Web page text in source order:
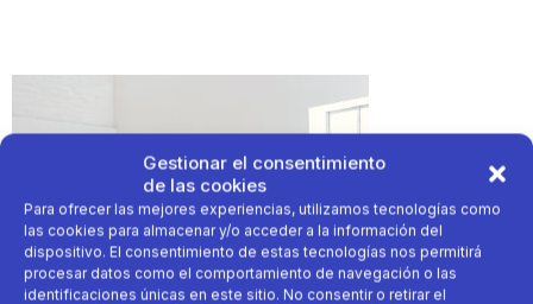
Gestionar el consentimiento
de las cookies
Para ofrecer las mejores experiencias, utilizamos tecnologías como
las cookies para almacenar y/o acceder a la información del
dispositivo. El consentimiento de estas tecnologías nos permitirá
procesar datos como el comportamiento de navegación o las
identificaciones únicas en este sitio. No consentir o retirar el